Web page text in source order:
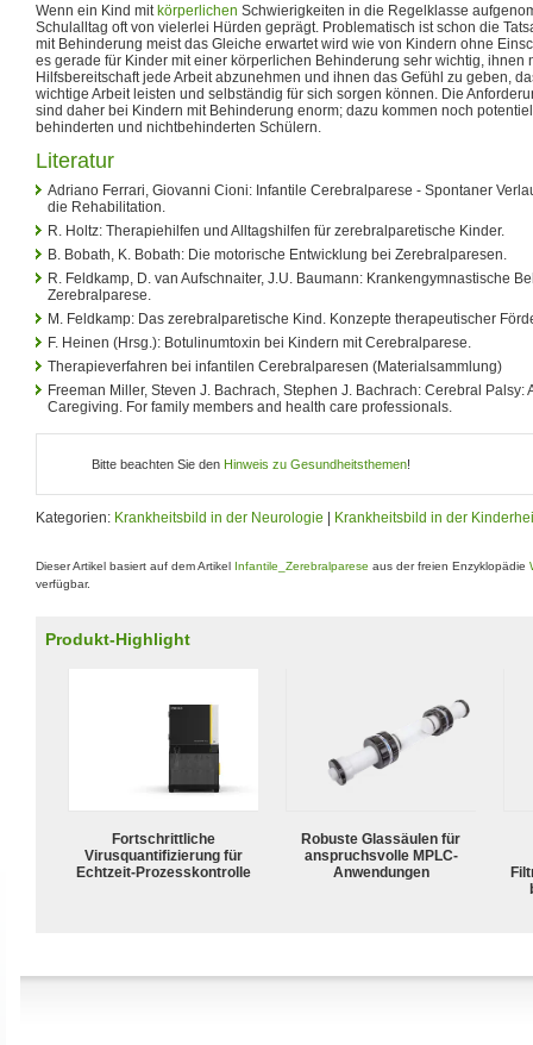
Wenn ein Kind mit körperlichen Schwierigkeiten in die Regelklasse
Schulalltag oft von vielerlei Hürden geprägt. Problematisch ist schon die
mit Behinderung meist das Gleiche erwartet wird wie von Kindern ohne
es gerade für Kinder mit einer körperlichen Behinderung sehr wichtig, ihnen
Hilfsbereitschaft jede Arbeit abzunehmen und ihnen das Gefühl zu geben,
wichtige Arbeit leisten und selbständig für sich sorgen können. Die
sind daher bei Kindern mit Behinderung enorm; dazu kommen noch
behinderten und nichtbehinderten Schülern.
Literatur
Adriano Ferrari, Giovanni Cioni: Infantile Cerebralparese - Spontaner
die Rehabilitation.
R. Holtz: Therapiehilfen und Alltagshilfen für zerebralparetische Kinder.
B. Bobath, K. Bobath: Die motorische Entwicklung bei Zerebralparesen.
R. Feldkamp, D. van Aufschnaiter, J.U. Baumann: Krankengymnastische
Zerebralparese.
M. Feldkamp: Das zerebralparetische Kind. Konzepte therapeutischer
F. Heinen (Hrsg.): Botulinumtoxin bei Kindern mit Cerebralparese.
Therapieverfahren bei infantilen Cerebralparesen (Materialsammlung)
Freeman Miller, Steven J. Bachrach, Stephen J. Bachrach: Cerebral Palsy:
Caregiving. For family members and health care professionals.
Bitte beachten Sie den Hinweis zu Gesundheitsthemen!
Kategorien: Krankheitsbild in der Neurologie Krankheitsbild in der
Dieser Artikel basiert auf dem Artikel Infantile_Zerebralparese aus der freien Enzyklopädie
verfügbar.
Produkt-Highlight
Fortschrittliche
Virusquantifizierung für
Echtzeit-Prozesskontrolle
Robuste Glassäulen für
anspruchsvolle MPLC-
Anwendungen